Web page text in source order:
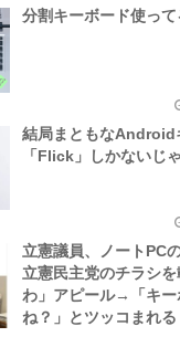
分割キーボード使って
結局まともなAndroid
「Flick」しかないじ
立憲議員、ノートPC
立憲民主党のチラシ
わ」アピール→「キー
ね？」とツッコまれる